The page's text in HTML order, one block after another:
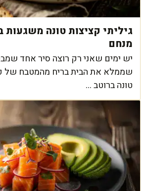
גיליתי קציצות טונה משגעות
מנחם
יש ימים שאני רק רוצה סיר אחד
שממלא את הבית בריח מהמטבח של
טונה ברוטב ...